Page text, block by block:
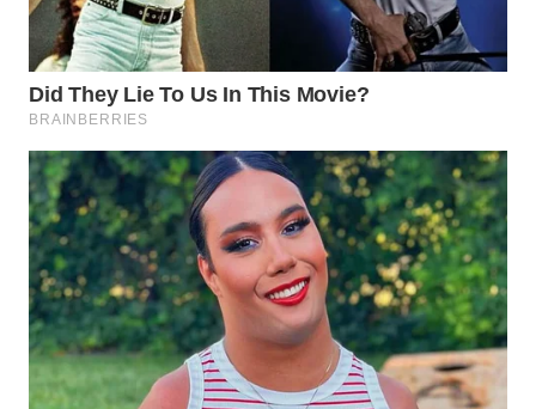
WN
PADANG
LAWAS
WN
SUMEDANG
WN
CIANJUR
WN
KEPULAUAN
SERIBU